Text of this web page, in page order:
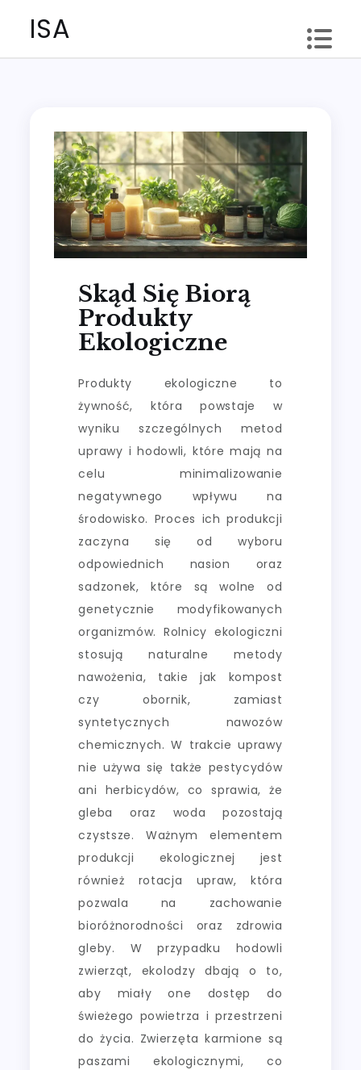
ISA
Skąd Się Biorą
Produkty
Ekologiczne
Produkty ekologiczne to
żywność, która powstaje w
wyniku szczególnych metod
uprawy i hodowli, które mają na
celu minimalizowanie
negatywnego wpływu na
środowisko. Proces ich produkcji
zaczyna się od wyboru
odpowiednich nasion oraz
sadzonek, które są wolne od
genetycznie modyfikowanych
organizmów. Rolnicy ekologiczni
stosują naturalne metody
nawożenia, takie jak kompost
czy obornik, zamiast
syntetycznych nawozów
chemicznych. W trakcie uprawy
nie używa się także pestycydów
ani herbicydów, co sprawia, że
gleba oraz woda pozostają
czystsze. Ważnym elementem
produkcji ekologicznej jest
również rotacja upraw, która
pozwala na zachowanie
bioróżnorodności oraz zdrowia
gleby. W przypadku hodowli
zwierząt, ekolodzy dbają o to,
aby miały one dostęp do
świeżego powietrza i przestrzeni
do życia. Zwierzęta karmione są
paszami ekologicznymi, co